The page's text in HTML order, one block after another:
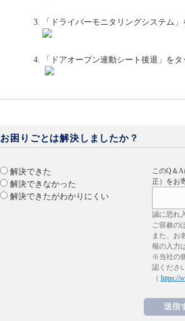
「ドライバーモニタリングシステム」
「ドアオープン連動シート後退」をタ
お困りごとは解決しましたか？
解決できた
解決できなかった
解決できたがわかりにくい
このQ＆
正）をお
誠に恐れ
ご容赦の
また、お
報の入力
※当社の
認ください
（ https://